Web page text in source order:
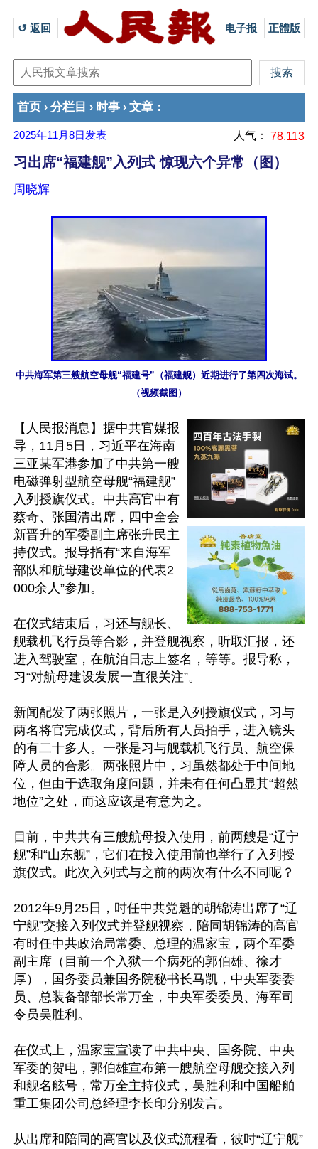
↺ 返回 电子报 正體版
首页 › 分栏目 › 时事 › 文章 ：
2025年11月8日 发表 人气： 78,113
习出席“福建舰”入列式 惊现六个异常（图）
周晓辉
中共海军第三艘航空母舰“福建号”（福建舰）近期进行了第四次海试。
（视频截图）
【人民报消息】据中共官媒报
导，11月5日，习近平在海南
三亚某军港参加了中共第一艘
电磁弹射型航空母舰“福建舰”
入列授旗仪式。中共高官中有
蔡奇、张国清出席，四中全会
新晋升的军委副主席张升民主
持仪式。报导指有“来自海军
部队和航母建设单位的代表2
000余人”参加。
在仪式结束后，习还与舰长、
舰载机飞行员等合影，并登舰视察，听取汇报，还
进入驾驶室，在航泊日志上签名，等等。报导称，
习“对航母建设发展一直很关注”。
新闻配发了两张照片，一张是入列授旗仪式，习与
两名将官完成仪式，背后所有人员拍手，进入镜头
的有二十多人。一张是习与舰载机飞行员、航空保
障人员的合影。两张照片中，习虽然都处于中间地
位，但由于选取角度问题，并未有任何凸显其“超然
地位”之处，而这应该是有意为之。
目前，中共共有三艘航母投入使用，前两艘是“辽宁
舰”和“山东舰”，它们在投入使用前也举行了入列授
旗仪式。此次入列式与之前的两次有什么不同呢？
2012年9月25日，时任中共党魁的胡锦涛出席了“辽
宁舰”交接入列仪式并登舰视察，陪同胡锦涛的高官
有时任中共政治局常委、总理的温家宝，两个军委
副主席（目前一个入狱一个病死的郭伯雄、徐才
厚），国务委员兼国务院秘书长马凯，中央军委委
员、总装备部部长常万全，中央军委委员、海军司
令员吴胜利。
在仪式上，温家宝宣读了中共中央、国务院、中央
军委的贺电，郭伯雄宣布第一艘航空母舰交接入列
和舰名舷号，常万全主持仪式，吴胜利和中国船舶
重工集团公司总经理李长印分别发言。
从出席和陪同的高官以及仪式流程看，彼时“辽宁舰”